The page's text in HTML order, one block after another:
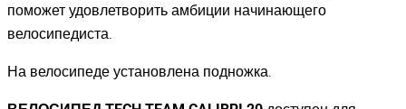
поможет удовлетворить амбиции начинающего
велосипедиста.
На велосипеде установлена подножка.